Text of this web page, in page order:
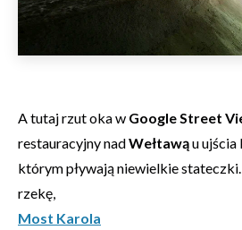
A tutaj rzut oka w Google Street
restauracyjny nadWełtawąu ujścia
którym pływają niewielkie
rzekę,
Most Karola